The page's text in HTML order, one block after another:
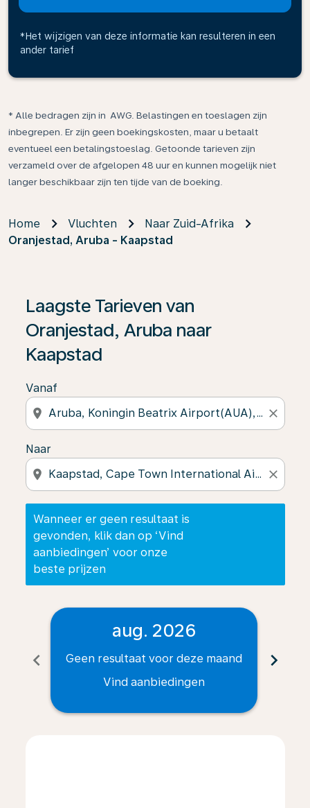
*Het wijzigen van deze informatie kan resulteren in een
ander tarief
* Alle bedragen zijn in AWG. Belastingen en toeslagen zijn
inbegrepen. Er zijn geen boekingskosten, maar u betaalt
eventueel een betalingstoeslag. Getoonde tarieven zijn
verzameld over de afgelopen 48 uur en kunnen mogelijk niet
langer beschikbaar zijn ten tijde van de boeking.
Home Vluchten
Naar Zuid-Afrika
Oranjestad, Aruba - Kaapstad
Laagste Tarieven van
Oranjestad, Aruba naar
Kaapstad
Vanaf
location_on close
Naar
location_on close
Wanneer er geen resultaat is
gevonden, klik dan op ‘Vind
aanbiedingen’ voor onze
beste prijzen
Wanneer er geen resultaat is gevonden, klik dan op
chevron_left
aug. 2026
Geen resultaat voor deze maand
Vind aanbiedingen
chevron_right